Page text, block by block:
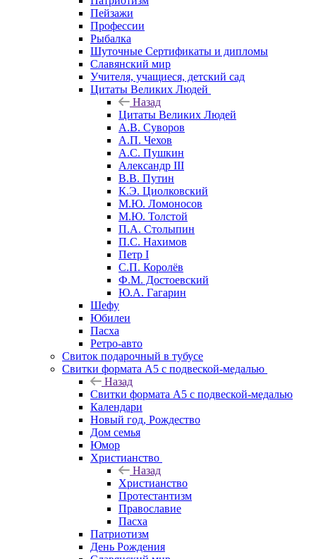
Пейзажи
Профессии
Рыбалка
Шуточные Сертификаты и дипломы
Славянский мир
Учителя, учащиеся, детский сад
Цитаты Великих Людей
Назад
Цитаты Великих Людей
А.В. Суворов
А.П. Чехов
А.С. Пушкин
Александр III
В.В. Путин
К.Э. Циолковский
М.Ю. Ломоносов
М.Ю. Толстой
П.А. Столыпин
П.С. Нахимов
Петр I
С.П. Королёв
Ф.М. Достоевский
Ю.А. Гагарин
Шефу
Юбилеи
Пасха
Ретро-авто
Свиток подарочный в тубусе
Свитки формата А5 с подвеской-медалью
Назад
Свитки формата А5 с подвеской-медалью
Календари
Новый год, Рождество
Дом семья
Юмор
Христианство
Назад
Христианство
Протестантизм
Православие
Пасха
Патриотизм
День Рождения